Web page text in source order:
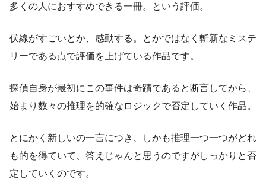
多くの人におすすめできる一冊。という評価。
伏線がすごいとか、感動する。とかではなく斬新なミステ
リーである点で評価を上げている作品です。
探偵自身が最初にこの事件は奇蹟であると断言してから、
始まり数々の推理を的確なロジックで否定していく作品。
とにかく新しいの一言につき、しかも推理一つ一つがどれ
も的を得ていて、答えじゃんと思うのですがしっかりと否
定していくのです。